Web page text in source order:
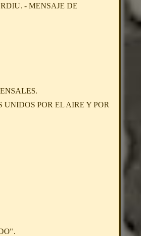
- MENSAJE DE
POR EL AIRE Y POR